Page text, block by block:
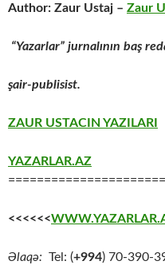
Author: Zaur Ustaj – Zaur
“Yazarlar” jurnalının baş
şair-publisist.
ZAUR USTACIN YAZILARI
YAZARLAR.AZ
<<<<<<
Əlaqə: Tel: (+994) 70-390-